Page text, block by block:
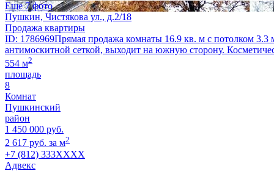
Еще 7 фото
Пушкин, Чистякова ул., д.2/18
Продажа квартиры
ID: 1786969Прямая продажа комнаты 16.9 кв. м с потолком 3.3
антимоскитной сеткой, выходит на южную сторону.
554 м2
площадь
8
Комнат
Пушкинский
район
1 450 000 руб.
2 617 руб. за м2
+7 (812) 333XXXX
Адвекс